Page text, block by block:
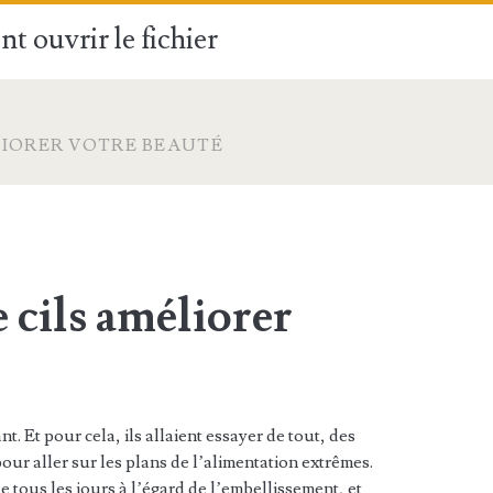
ouvrir le fichier
VOTRE BEAUTÉ
cils améliorer
Et pour cela, ils allaient essayer de tout, des
aller sur les plans de l’alimentation extrêmes.
les jours à l’égard de l’embellissement, et